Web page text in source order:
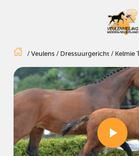
/ Veulens/ Dressuurgericht/ Kelmie